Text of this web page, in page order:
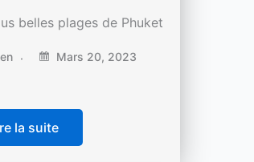
belles plages de Phuket
Mars 20, 2023
la suite